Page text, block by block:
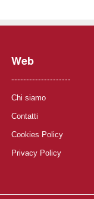
Web
--------------------
Chi siamo
Contatti
Cookies Policy
Privacy Policy